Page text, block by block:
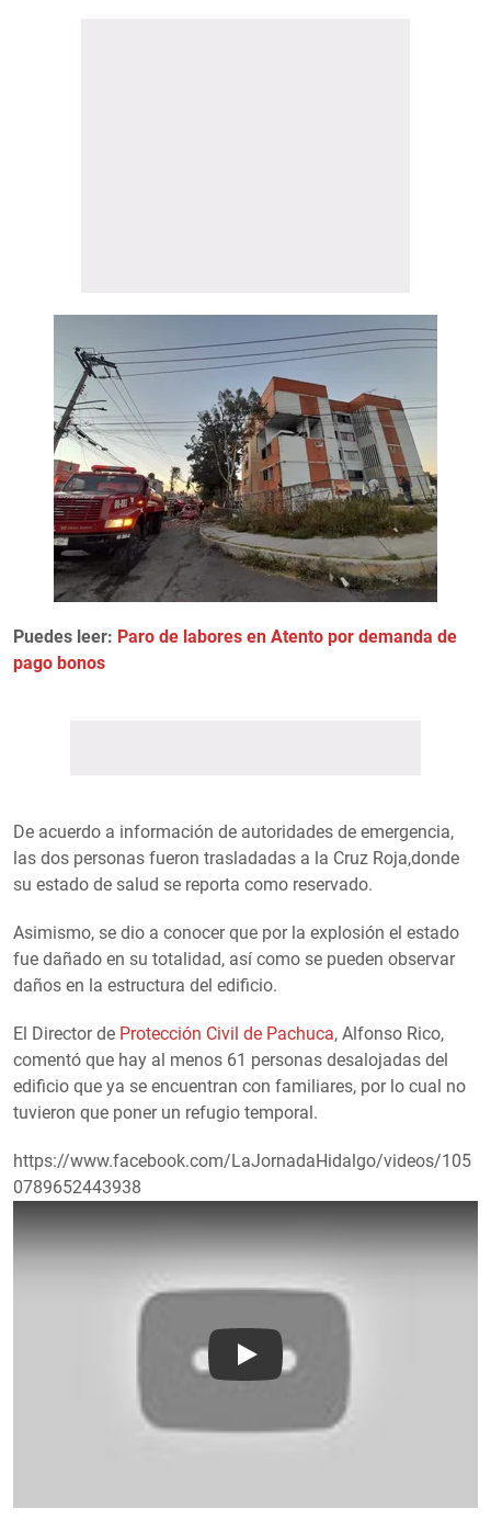
Puedes leer: Paro de labores en Atento por demanda de
pago bonos
De acuerdo a información de autoridades de emergencia,
las dos personas fueron trasladadas a la Cruz Roja,donde
su estado de salud se reporta como reservado.
Asimismo, se dio a conocer que por la explosión el estado
fue dañado en su totalidad, así como se pueden observar
daños en la estructura del edificio.
El Director de Protección Civil de Pachuca, Alfonso Rico,
comentó que hay al menos 61 personas desalojadas del
edificio que ya se encuentran con familiares, por lo cual no
tuvieron que poner un refugio temporal.
https://www.facebook.com/LaJornadaHidalgo/videos/105
0789652443938
Play